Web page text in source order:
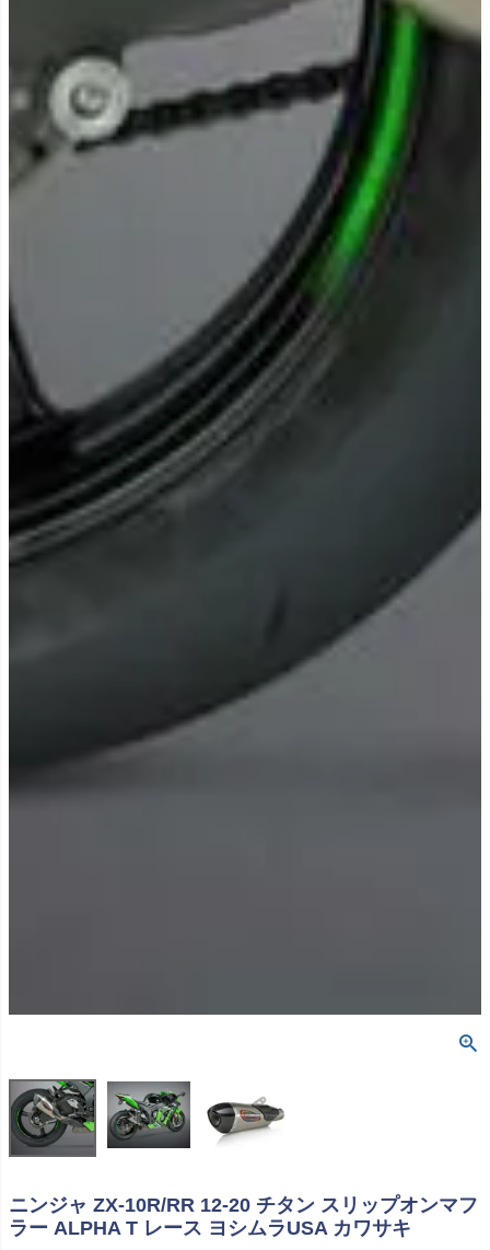
ニンジャ ZX-10R/RR 12-20 チタン スリップオンマフ
ラー ALPHA T レース ヨシムラUSA カワサキ